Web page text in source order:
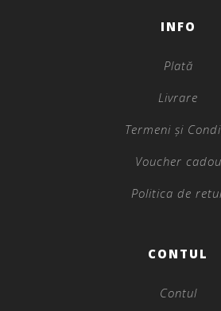
INFO
Plată
Livrare
Termeni și
Voucher cadou
Politica de
CONTUL
Contul